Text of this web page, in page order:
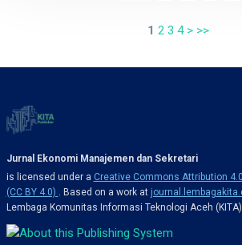
1 2 3 4 > >>
Jurnal Ekonomi Manajemen dan Sekretari
is licensed under a Creative Commons Attribution
(CC BY 4.0)
. Based on a work at
Lembaga Komunitas Informasi Teknologi Aceh